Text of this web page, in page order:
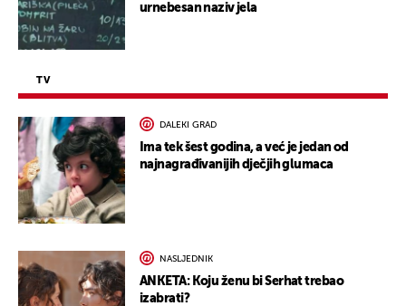
urnebesan naziv jela
TV
DALEKI GRAD
Ima tek šest godina, a već je jedan od
najnagrađivanijih dječjih glumaca
NASLJEDNIK
ANKETA: Koju ženu bi Serhat trebao
izabrati?